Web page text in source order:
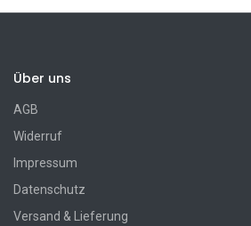
Über uns
AGB
Widerruf
Impressum
Datenschutz
Versand & Lieferung